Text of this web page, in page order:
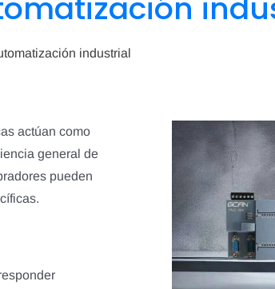
industrial
actúan como
general de
pueden